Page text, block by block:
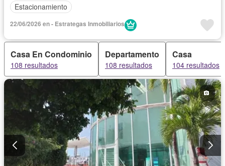
Estacionamiento
22/06/2026 en - Estrategas Inmobiliarios
Casa En Condominio
108 resultados
Departamento
108 resultados
Casa
104 resultados